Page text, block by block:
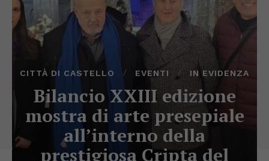
CITTÀ DI CASTELLO EVENTI IN EVIDENZA
Bilancio XXIII edizione
mostra di arte presepiale
all’interno della
prestigiosa Cripta del